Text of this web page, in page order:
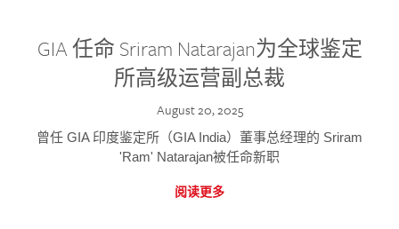
GIA 任命 Sriram Natarajan为全球鉴定
所高级运营副总裁
August 20, 2025
曾任 GIA 印度鉴定所（GIA India）董事总经理的 Sriram
'Ram' Natarajan被任命新职
阅读更多